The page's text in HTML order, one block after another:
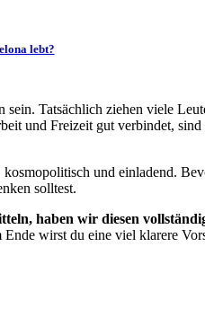
lebt?
Tatsächlich ziehen viele
und Freizeit gut verbindet,
und einladend.
solltest.
haben wir diesen
wirst du eine viel klarere